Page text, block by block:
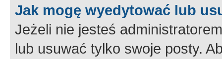
Jak mogę wyedytować lub
Jeżeli nie jesteś
lub usuwać tylko swoje posty.